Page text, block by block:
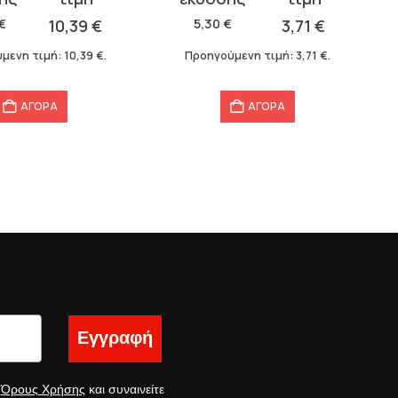
10,39€
τιμή: 10,39€.
ΑΓΟΡΑ
5,30 €
was:
5,30 €.
3,71€
τιμή
είναι:
Προηγούμενη τιμή: 3,71€.
ΑΓΟΡΑ
Εγγραφή
Όρους Χρήσης και συναινείτε